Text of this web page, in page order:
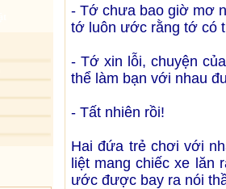
pháp
Thiền
- Tớ chưa bao giờ mơ
tớ luôn ước rằng tớ có
- Tớ xin lỗi, chuyện
thể làm bạn với nhau
- Tất nhiên rồi!
Hai đứa trẻ chơi với
liệt mang chiếc xe lăn
ước được bay ra nói